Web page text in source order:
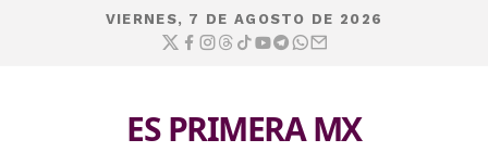
VIERNES, 7 DE AGOSTO DE 2026
ES PRIMERA MX